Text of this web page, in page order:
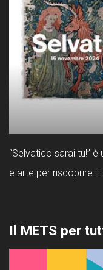
“Selvatico sarai tu!”
e arte per riscoprire il
Il METS per